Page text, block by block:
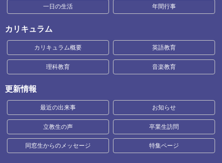
一日の生活 年間行事
カリキュラム
カリキュラム概要 英語教育
理科教育 音楽教育
更新情報
最近の出来事 お知らせ
立教生の声 卒業生訪問
同窓生からのメッセージ 特集ページ